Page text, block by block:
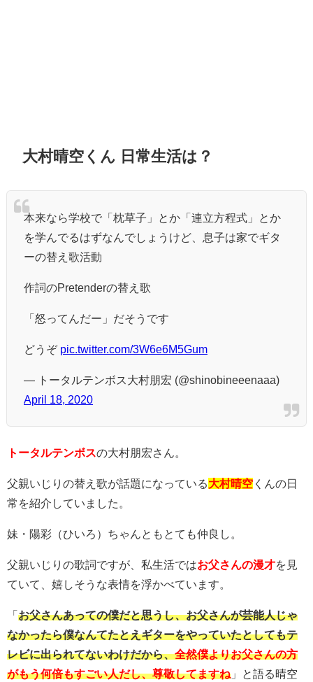
大村晴空くん 日常生活は？
本来なら学校で「枕草子」とか「連立方程式」とか
を学んでるはずなんでしょうけど、息子は家でギタ
ーの替え歌活動
作詞のPretenderの替え歌
「怒ってんだー」だそうです
どうぞ pic.twitter.com/3W6e6M5Gum
— トータルテンボス大村朋宏 (@shinobineeenaaa)
April 18, 2020
トータルテンボスの大村朋宏さん。
父親いじりの替え歌が話題になっている大村晴空 くんの日
常を紹介していました。
妹・陽彩（ひいろ）ちゃんともとても仲良し。
父親いじりの歌詞ですが、私生活ではお父さんの漫才を見
ていて、嬉しそうな表情を浮かべています。
「 お父さんあっての僕だと思うし、お父さんが芸能人じゃ
なかったら僕なんてたとえギターをやっていたとしてもテ
レビに出られてないわけだから、全然僕よりお父さんの方
がもう何倍もすごい人だし、尊敬してますね 」と語る晴空